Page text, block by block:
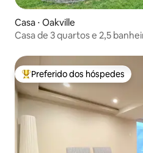
Casa ⋅ Oakville
Casa de 3 quartos e 2,5
Entre os melhores preferidos
Preferido dos hóspedes